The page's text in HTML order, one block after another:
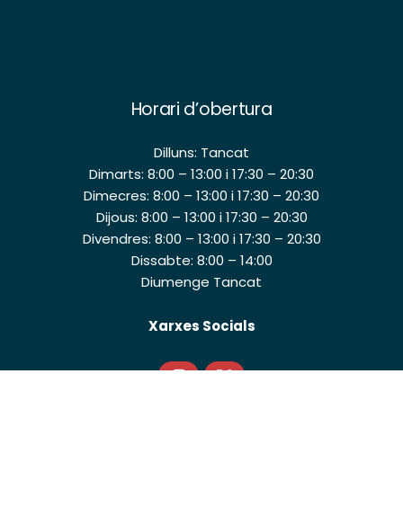
Horari d’obertura
Dilluns: Tancat
Dimarts: 8:00 – 13:00 i 17:30 – 20:30
Dimecres: 8:00 – 13:00 i 17:30 – 20:30
Dijous: 8:00 – 13:00 i 17:30 – 20:30
Divendres: 8:00 – 13:00 i 17:30 – 20:30
Dissabte: 8:00 – 14:00
Diumenge Tancat
Xarxes Socials